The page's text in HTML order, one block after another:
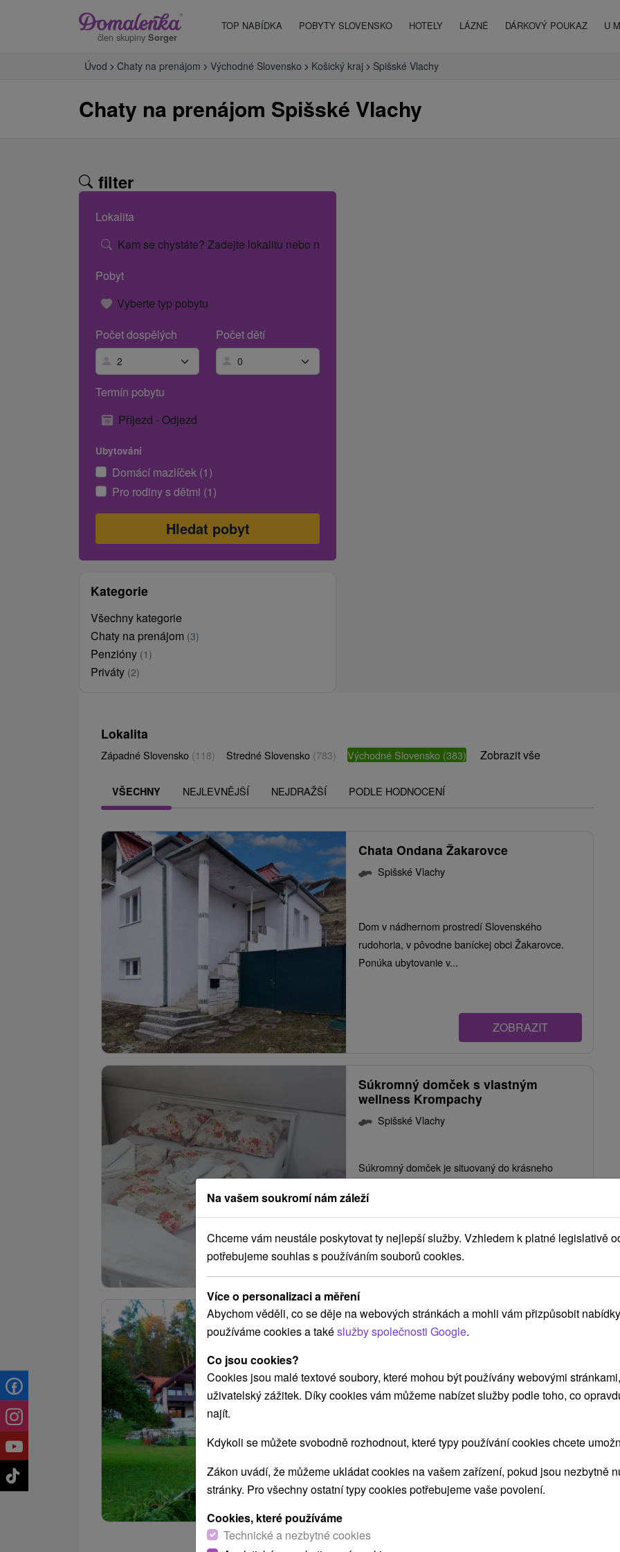
člen skupiny Sorger
TOP NABÍDKA POBYTY SLOVENSKO HOTELY LÁZNĚ DÁRKOVÝ POUKAZ U
Úvod Chaty na prenájom Východné Slovensko Košický kraj Spišské Vlachy
Chaty na prenájom Spišské Vlachy
filter
Lokalita
Kam se chystáte? Zadejte lokalitu nebo název hotelu.
Pobyt
Vyberte typ pobytu
Počet dospělých
Počet dětí
Termín pobytu
Příjezd - Odjezd
Ubytování
Domácí mazlíček (1)
Pro rodiny s dětmi (1)
Kategorie
Všechny kategorie
Chaty na prenájom (3)
Penzióny (1)
Priváty (2)
Lokalita
Západné Slovensko (118) Stredné Slovensko (783) Východné Slovensko (383) Zobrazit vše
VŠECHNY NEJLEVNĚJŠÍ NEJDRAŽŠÍ PODLE HODNOCENÍ
Chata Ondana Žakarovce
Spišské Vlachy
Dom v nádhernom prostredí Slovenského
rudohoria, v pôvodne baníckej obci Žakarovce.
Ponúka ubytovanie v...
ZOBRAZIT
Súkromný domček s vlastným
wellness Krompachy
Spišské Vlachy
Súkromný domček je situovaný do krásneho
ponúka...
Casa Blanca Spišské Vlachy
Spišské Vlachy
Rekreačný dom v tichom prostredí, s maximálnym
ZOBRAZIT
Na vašem soukromí nám záleží
Chceme vám neustále poskytovat ty nejlepší služby. Vzhledem k platné legislativě
potřebujeme souhlas s používáním souborů cookies.
Více o personalizaci a měření
Abychom věděli, co se děje na webových stránkách a mohli vám přizpůsobit
používáme cookies a takéslužby společnosti Google.
Co jsou cookies?
Cookies jsou malé textové soubory, které mohou být používány webovými
uživatelský zážitek. Díky cookies vám můžeme nabízet služby podle toho, co
najít.
Kdykoli se můžete svobodně rozhodnout, které typy používání cookies chcete
Zákon uvádí, že můžeme ukládat cookies na vašem zařízení, pokud jsou nezbytně
stránky. Pro všechny ostatní typy cookies potřebujeme vaše povolení.
Cookies, které používáme
Technické a nezbytné cookies